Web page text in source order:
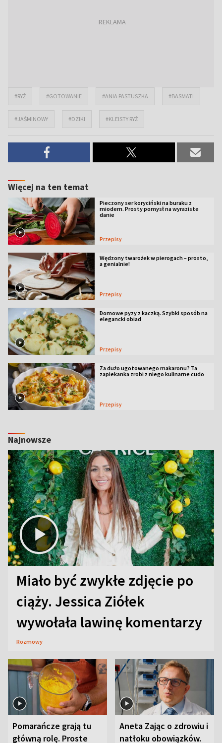
#RYŻ #GOTOWANIE #ANIA PASTUSZKA #BASMATI
#JAŚMINOWY #DZIKI #KLEISTY RYŻ
Więcej na ten temat
Pieczony ser koryciński na buraku z
miodem. Prosty pomysł na wyraziste
danie
Przepisy
Wędzony twarożek w pierogach – prosto,
a genialnie!
Przepisy
Domowe pyzy z kaczką. Szybki sposób na
elegancki obiad
Przepisy
Za dużo ugotowanego makaronu? Ta
zapiekanka zrobi z niego kulinarne cudo
Przepisy
Najnowsze
Miało być zwykłe zdjęcie po
ciąży. Jessica Ziółek
wywołała lawinę komentarzy
Rozmowy
Pomarańcze grają tu
główną rolę. Proste
Aneta Zając o zdrowiu i
natłoku obowiązków.